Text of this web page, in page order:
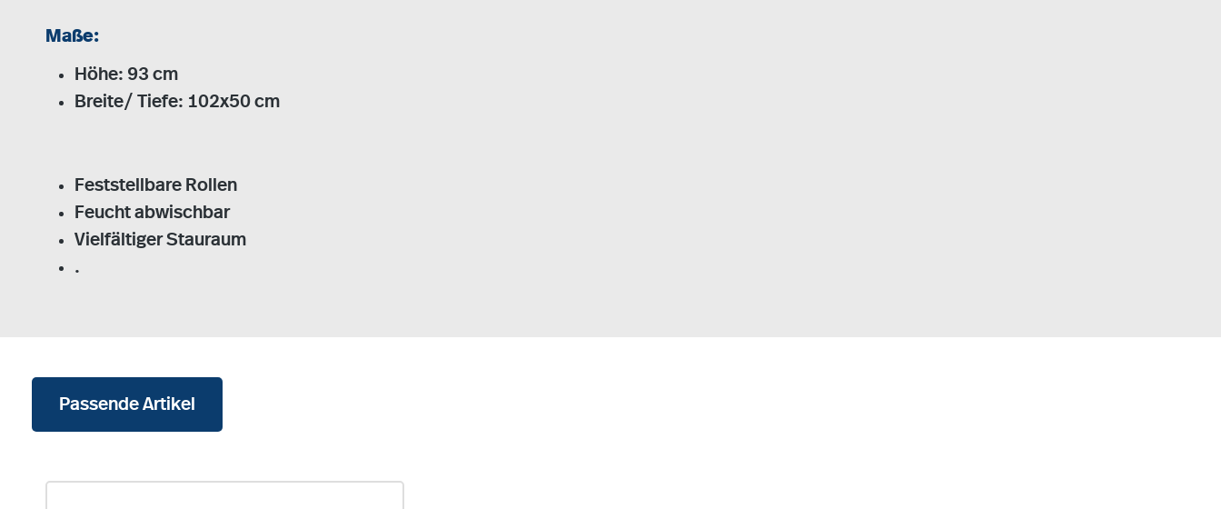
Maße:
Höhe: 93 cm
Breite/ Tiefe: 102x50 cm
Feststellbare Rollen
Feucht abwischbar
Vielfältiger Stauraum
.
Passende Artikel